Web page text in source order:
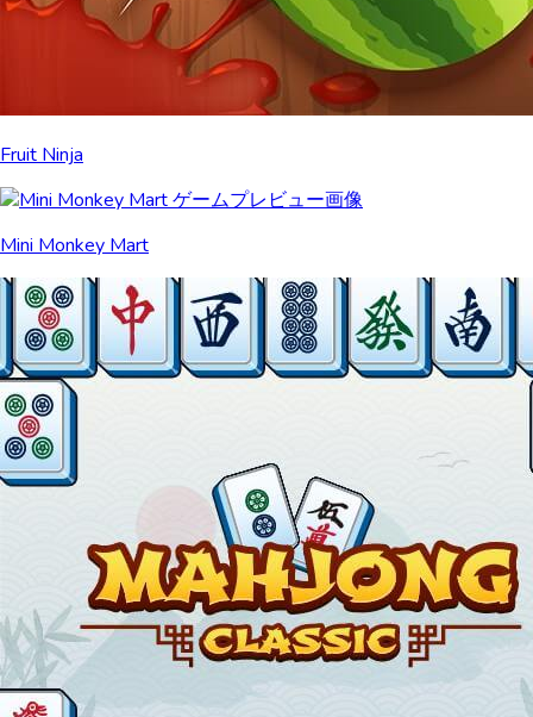
Fruit Ninja
Mini Monkey Mart